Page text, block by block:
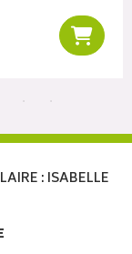
: ISABELLE